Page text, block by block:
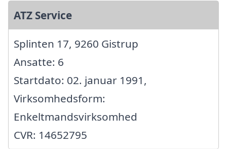
ATZ Service
Splinten 17, 9260 Gistrup
Ansatte: 6
Startdato: 02. januar 1991,
Virksomhedsform:
Enkeltmandsvirksomhed
CVR: 14652795